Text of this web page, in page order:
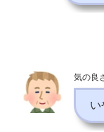
気の良
い